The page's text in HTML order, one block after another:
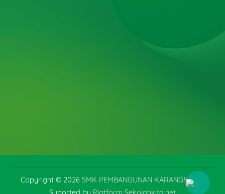
Copyright © 2026SMK PEMBANGUNAN KARANGMOJO